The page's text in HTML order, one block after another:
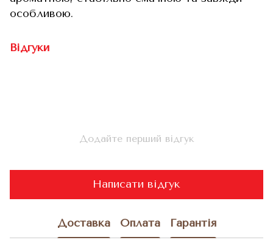
особливою.
Відгуки
Додайте перший відгук
Написати відгук
Доставка Оплата Гарантія